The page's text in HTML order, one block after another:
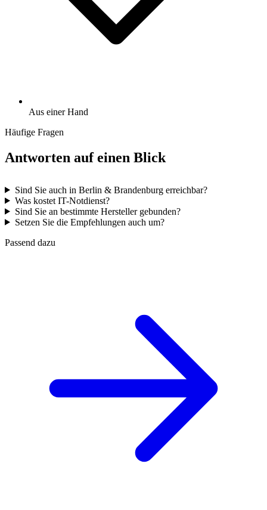
Aus einer Hand
Häufige Fragen
Antworten auf einen Blick
Sind Sie auch in Berlin & Brandenburg erreichbar?
Was kostet IT-Notdienst?
Sind Sie an bestimmte Hersteller gebunden?
Setzen Sie die Empfehlungen auch um?
Passend dazu